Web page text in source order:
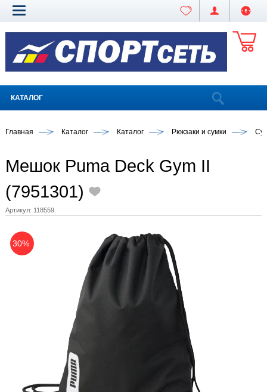
КАТАЛОГ
Главная Каталог Каталог Рюкзаки и сумки
Мешок Puma Deck Gym II
(7951301)
Артикул: 118559
30%